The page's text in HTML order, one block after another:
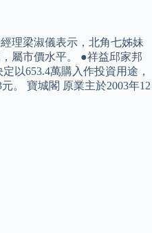
理梁淑儀表示，北角七姊妹
屬市價水平。 ●祥益邱家邦
以653.4萬購入作投資用途，
。 寶城閣 原業主於2003年12